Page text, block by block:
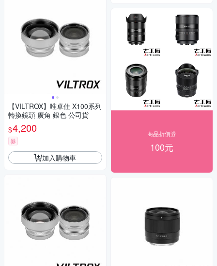
【VILTROX】唯卓仕 X100系列
轉換鏡頭 廣角 銀色 公司貨
$4,200
券
加入購物車
商品折價券
100元